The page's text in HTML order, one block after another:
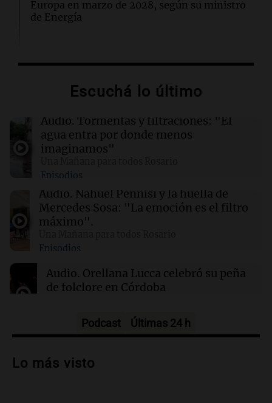
Europa en marzo de 2028, según su ministro
de Energía
Más de 1.300 vuelos cancelados en Shanghái
02:03 Tecnología
Airbnb acelera el lanzamiento de funciones
gracias a la inteligencia artificial en su
búsqueda
01:49 Mundo
El Pentágono solicita a la industria de defensa
un aumento en la producción de armas
01:31 Ciencia
Reducir alimentos dulces no disminuye
antojos ni mejora la salud, según estudio
Escuchá lo último
Audio. Tormentas y filtraciones: "El
agua entra por donde menos
imaginamos"
Episodios
Audio. Nahuel Pennisi y la huella de
Mercedes Sosa: "La emoción es el filtro
máximo".
Episodios
Audio. Orellana Lucca celebró su peña
de folclore en Córdoba
Audio.Trágico accidente en Mendoza:
vehículos desde un puente
Podcast Últimas 24 h
Lo más visto